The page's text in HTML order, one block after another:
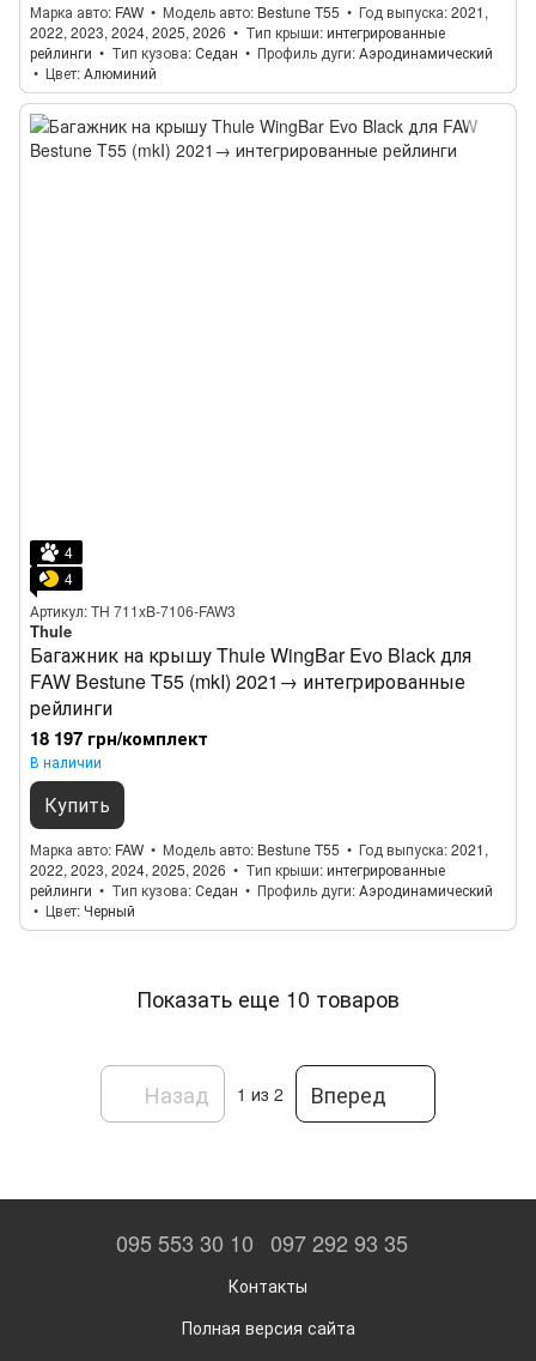
Марка авто FAW Модель авто Bestune T55 Год выпуска 2021,
2022, 2023, 2024, 2025, 2026
Тип крыши интегрированные
рейлинги
Тип кузова Седан Профиль дуги Аэродинамический
Цвет Алюминий
4
4
Артикул: TH 711xB-7106-FAW3
Thule
Багажник на крышу Thule WingBar Evo Black для
FAW Bestune T55 (mkI) 2021→ интегрированные
рейлинги
18 197 грн/комплект
В наличии
Купить
Марка авто FAW Модель авто Bestune T55 Год выпуска 2021,
2022, 2023, 2024, 2025, 2026
Тип крыши интегрированные
рейлинги
Тип кузова Седан Профиль дуги Аэродинамический
Цвет Черный
Показать еще 10 товаров
Назад 1 из 2 Вперед
095 553 30 10 097 292 93 35
Контакты
Полная версия сайта